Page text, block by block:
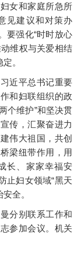
女和家庭所急所
见建议和对策办
要强化“时时放心
维权与关爱相结
。
近平总书记重要
和妇联组织的政
个维护”和坚决贯
传，汇聚奋进力
伟大祖国，共创
梁纽带作用，用
长、家家幸福安
止妇女领域“黑天
全。
分别联系工作和
参加会议。机关